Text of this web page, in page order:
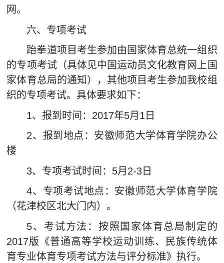
网。
六、专项考试
跆拳道项目考生参加由国家体育总统一组织
的专项考试（具体见中国运动员文化教育网上国
家体育总局的通知），其他项目考生参加我校组
织的专项考试。具体要求如下：
1、报到时间：2017年5月1日
2、报到地点：安徽师范大学体育学院办公
楼
3、专项考试时间：5月2-3日
4、专项考试地点：安徽师范大学体育学院
（花津校区北大门内）。
5、考试方法：按照国家体育总局制定的
2017版《普通高等学校运动训练、民族传统体
育专业体育专项考试方法与评分标准》执行。